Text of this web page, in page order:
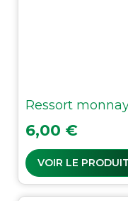
Ressort
Prix
6,00 €
VOIR LE PRODUIT